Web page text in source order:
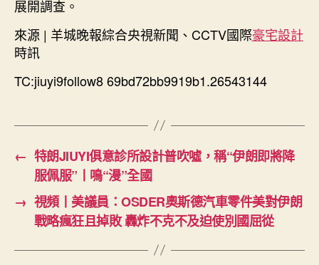
展開調查。
來源 | 羊城晚報綜合央視新聞、CCTV國際豪宅設計
時訊
TC:jiuyi9follow8 69bd72bb9919b1.26543144
← 特朗JIUYI俱意診所設計普吹噓，稱“伊朗即將降
服佩服”丨鳴“漫”全國
→ 視頻丨美議員：OSDER奧斯德汽車零件美對伊朗
戰略瘋狂且掉敗 轟炸不克不及迫使別國屈從